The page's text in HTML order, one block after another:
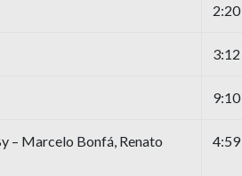
2:20
3:12
9:10
– Marcelo Bonfá, Renato
4:59